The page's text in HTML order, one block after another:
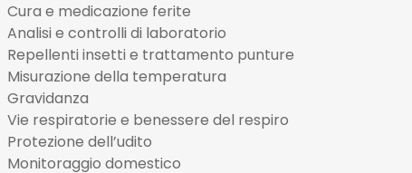
Cura e medicazione ferite
Analisi e controlli di laboratorio
Repellenti insetti e trattamento punture
Misurazione della temperatura
Gravidanza
Vie respiratorie e benessere del respiro
Protezione dell’udito
Monitoraggio domestico